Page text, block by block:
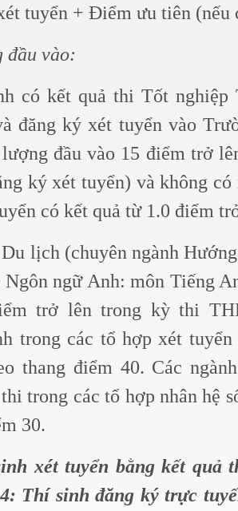
tuyển + Điểm ưu tiên (nếu
đầu vào:
có kết quả thi Tốt nghiệp
đăng ký xét tuyển vào
đầu vào 15 điểm trở
ký xét tuyển) và không
có kết quả từ 1.0 điểm
lịch (chuyên ngành
Ngôn ngữ Anh: môn Tiếng
trở lên trong kỳ thi
trong các tổ hợp xét
thang điểm 40. Các
trong các tổ hợp nhân hệ
30.
xét tuyển bằng kết quả
Thí sinh đăng ký trực